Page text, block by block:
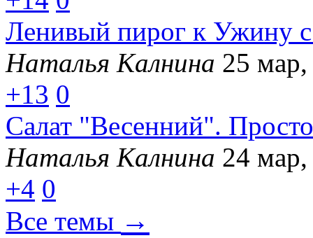
Ленивый пирог к Ужину
Наталья Калнина 25
+13 0
Салат "Весенний".
Наталья Калнина 24
+4 0
Все темы →